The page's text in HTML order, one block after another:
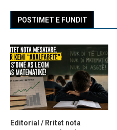
POSTIMET E FUNDIT
Editorial / Rritet nota